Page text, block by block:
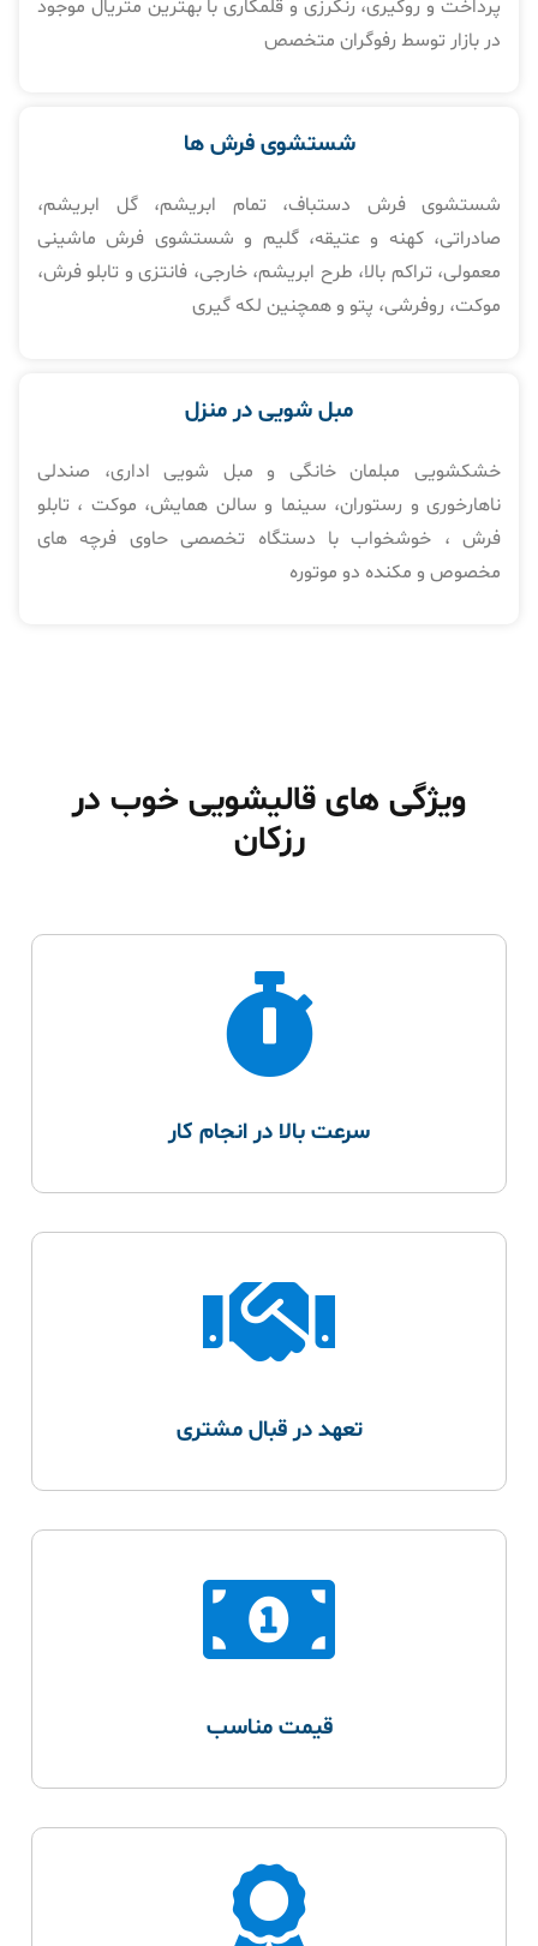
پرداخت و روگیری، رنگرزی و قلمکاری با بهترین متریال موجود
در بازار توسط رفوگران متخصص
شستشوی فرش ها​
شستشوی فرش دستباف، تمام ابریشم، گل ابریشم،
صادراتی، کهنه و عتیقه، گلیم و شستشوی فرش ماشینی
معمولی، تراکم بالا، طرح ابریشم، خارجی، فانتزی و تابلو فرش،
موکت، روفرشی، پتو و همچنین لکه گیری
مبل شویی در منزل​
خشکشویی مبلمان خانگی و مبل شویی اداری، صندلی
ناهارخوری و رستوران، سینما و سالن همایش، موکت ، تابلو
فرش ، خوشخواب با دستگاه تخصصی حاوی فرچه های
مخصوص و مکنده دو موتوره
ویژگی های قالیشویی خوب در
رزکان
سرعت بالا در انجام کار
تعهد در قبال مشتری
قیمت مناسب